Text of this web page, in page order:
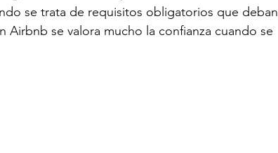
se trata de requisitos obligatorios que deban
se valora mucho la confianza cuando se